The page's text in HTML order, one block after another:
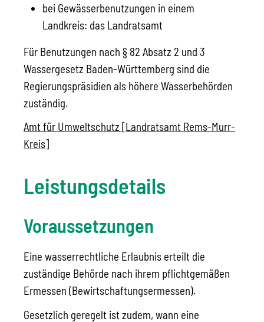
bei Gewässerbenutzungen in einem
Landkreis: das Landratsamt
Für Benutzungen nach § 82 Absatz 2 und 3
Wassergesetz Baden-Württemberg sind die
Regierungspräsidien als höhere Wasserbehörden
zuständig.
Amt für Umweltschutz [Landratsamt Rems-Murr-
Kreis]
Leistungsdetails
Voraussetzungen
Eine wasserrechtliche Erlaubnis erteilt die
zuständige Behörde nach ihrem pflichtgemäßen
Ermessen (Bewirtschaftungsermessen).
Gesetzlich geregelt ist zudem, wann eine